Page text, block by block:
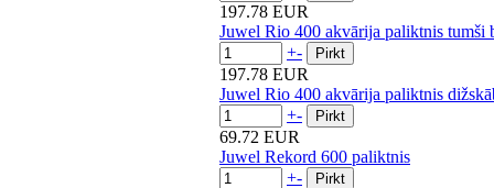
197.78 EUR
Juwel Rio 400 akvārija paliktnis tumši
+-
197.78 EUR
Juwel Rio 400 akvārija paliktnis
+-
69.72 EUR
Juwel Rekord 600 paliktnis
+-